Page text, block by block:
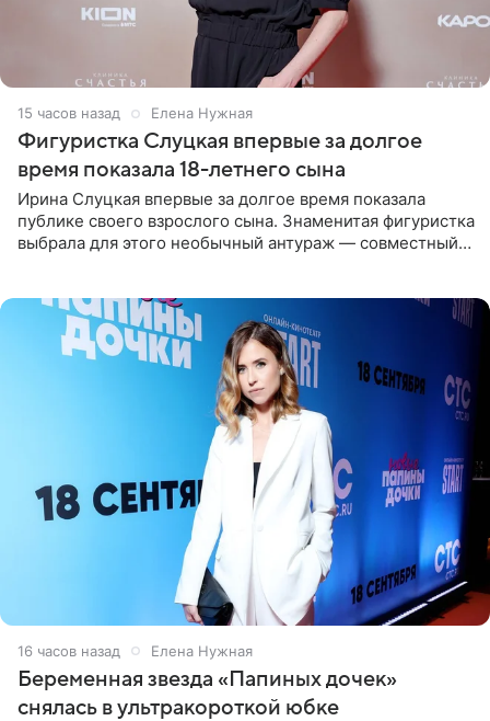
15 часов назад Елена Нужная
Фигуристка Слуцкая впервые за долгое
время показала 18-летнего сына
Ирина Слуцкая впервые за долгое время показала
публике своего взрослого сына. Знаменитая фигуристка
выбрала для этого необычный антураж — совместный
16 часов назад Елена Нужная
Беременная звезда «Папиных дочек»
снялась в ультракороткой юбке